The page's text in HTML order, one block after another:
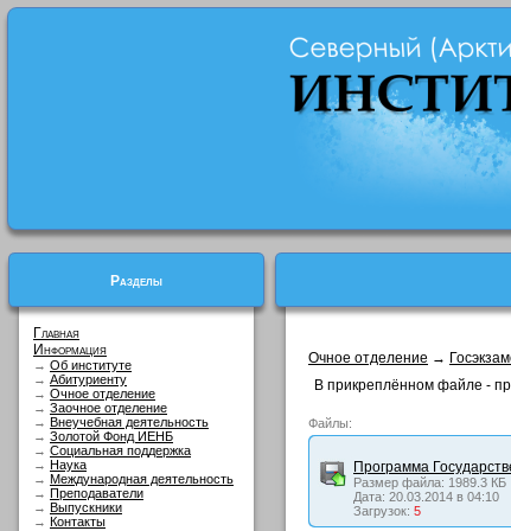
Разделы
Главная
Информация
→ Об институте
→ Абитуриенту
→ Очное отделение
→ Заочное отделение
→ Внеучебная деятельность
→ Золотой Фонд ИЕНБ
→ Социальная поддержка
→ Наука
→ Международная деятельность
→ Преподаватели
→ Выпускники
→ Контакты
Очное отделение →
В прикреплённом файле -
Файлы:
Программа
Размер файла: 1989.3 КБ
Дата: 20.03.2014 в 04:10
Загрузок: 5